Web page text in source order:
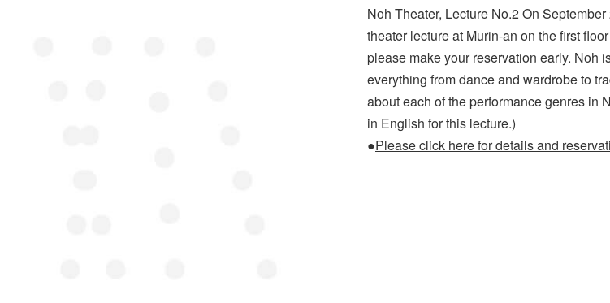
Noh Theater, Lecture No.2 On
theater lecture at Murin-an on the first
please make your reservation early. Noh
everything from dance and wardrobe to
about each of the performance genres in
in English for this lecture.)
●Please click here for details and